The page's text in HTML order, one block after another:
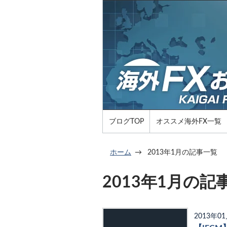
ブログTOP オススメ海外FX一覧
ホーム 2013年1月の記事一覧
2013年1月の記
2013年01